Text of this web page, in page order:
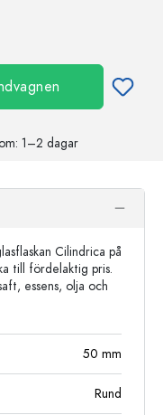
1–2 dagar
Cilindrica på
till fördelaktig pris.
essens, olja och
50 mm
Rund